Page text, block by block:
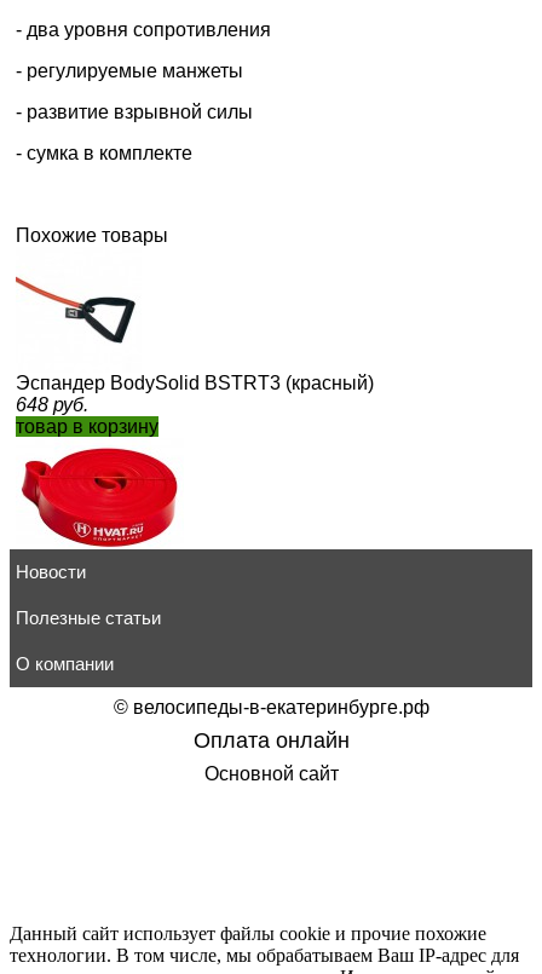
- два уровня сопротивления
- регулируемые манжеты
- развитие взрывной силы
- сумка в комплекте
Похожие товары
Эспандер BodySolid BSTRT3 (красный)
648 руб.
товар в корзину
Красная резиновая петля HVAT (5-22 кг)
товар в корзину
Эспандер ленточный Fitness Tools FT-EX-208-13
Эспандер Body-Solid BSTB4 ленточный 1,75" / 4,45 см
Новости
Полезные статьи
О компании
© велосипеды-в-екатеринбурге.рф
Оплата онлайн
Основной сайт
Данный сайт использует файлы cookie и прочие похожие
технологии. В том числе, мы обрабатываем Ваш IP-адрес для